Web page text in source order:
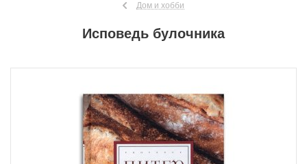
Дом и хобби
Исповедь булочника